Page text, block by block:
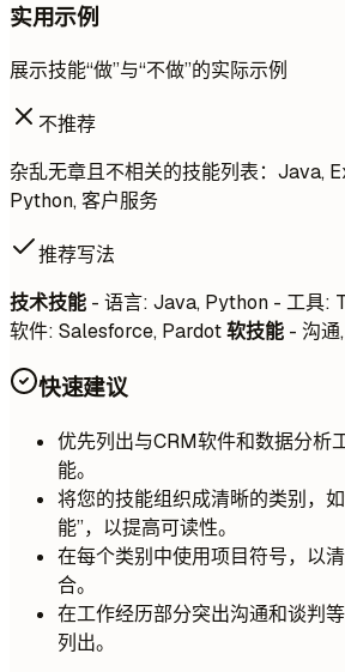
实用示例
展示技能“做”与“不做”的实际示例
不推荐
杂乱无章且不相关的技能列表：Java,
Python, 客户服务
推荐写法
技术技能 - 语言: Java, Python - 工具:
软件: Salesforce, Pardot软技能 - 沟通
快速建议
优先列出与CRM软件和数据分析
能。
将您的技能组织成清晰的类别，
能”，以提高可读性。
在每个类别中使用项目符号，以
合。
在工作经历部分突出沟通和谈判
列出。